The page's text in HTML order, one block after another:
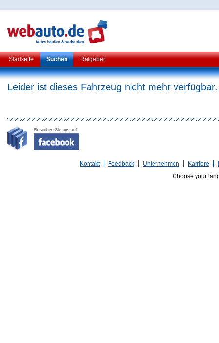
Startseite Suchen Ratgeber
Leider ist dieses Fahrzeug nicht mehr verfügbar.
Kontakt Feedback Unternehmen Karriere
Choose your